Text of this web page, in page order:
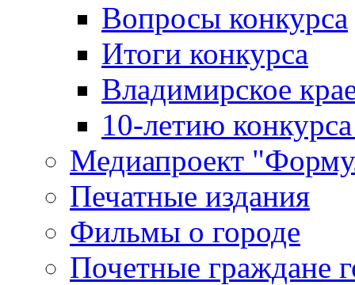
Вопросы конкурса
Итоги конкурса
Владимирское
10-летию
Медиапроект
Печатные издания
Фильмы о городе
Почетные граждане